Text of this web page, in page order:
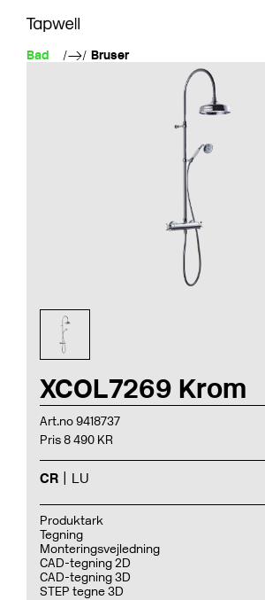
Bad Bruser
XCOL7269 Krom
Art.no 9418737
Pris 8 490 KR
CR LU
Produktark
Tegning
Monteringsvejledning
CAD-tegning 2D
CAD-tegning 3D
STEP tegne 3D